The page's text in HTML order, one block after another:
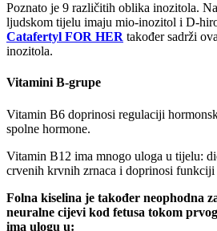
Poznato je 9 različitih oblika inozitola.
ljudskom tijelu imaju mio-inozitol i D-
Catafertyl FOR HER također sadrži
inozitola.
Vitamini B-grupe
Vitamin B6 doprinosi regulaciji
spolne hormone.
Vitamin B12 ima mnogo uloga u tijelu:
crvenih krvnih zrnaca i doprinosi funkciji
Folna kiselina je također neophodna
neuralne cijevi kod fetusa tokom
ima ulogu u: